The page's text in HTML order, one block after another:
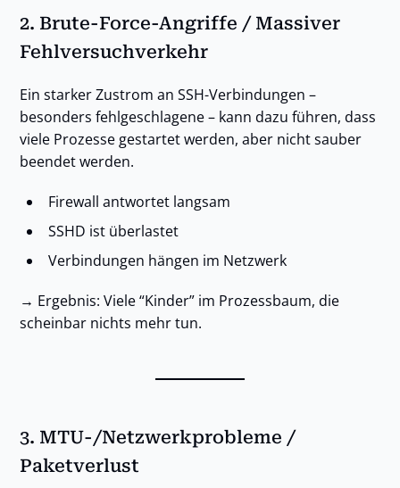
2. Brute-Force-Angriffe / Massiver
Fehlversuchverkehr
Ein starker Zustrom an SSH-Verbindungen –
besonders fehlgeschlagene – kann dazu führen, dass
viele Prozesse gestartet werden, aber nicht sauber
beendet werden.
Firewall antwortet langsam
SSHD ist überlastet
Verbindungen hängen im Netzwerk
→ Ergebnis: Viele “Kinder” im Prozessbaum, die
scheinbar nichts mehr tun.
3. MTU-/Netzwerkprobleme /
Paketverlust